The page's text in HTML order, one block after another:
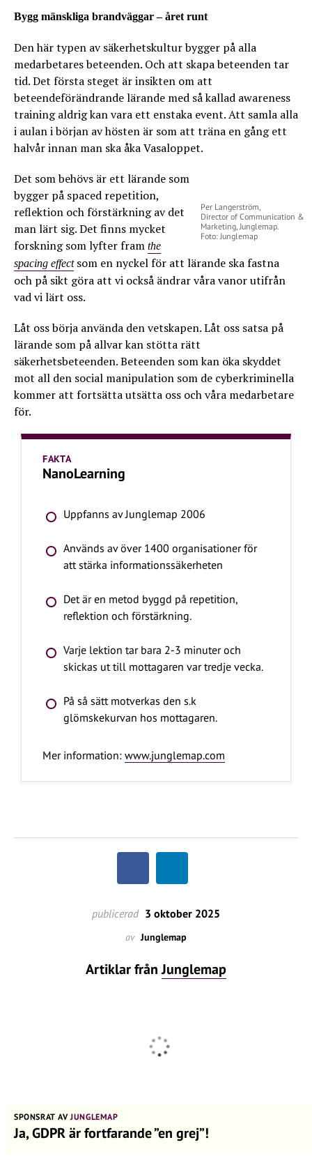
Bygg mänskliga brandväggar – året runt
Den här typen av säkerhetskultur bygger på alla
medarbetares beteenden. Och att skapa beteenden tar
tid. Det första steget är insikten om att
beteendeförändrande lärande med så kallad awareness
training aldrig kan vara ett enstaka event. Att samla alla
i aulan i början av hösten är som att träna en gång ett
halvår innan man ska åka Vasaloppet.
Per Langerström,
Director of Communication &
Marketing, Junglemap.
Foto: Junglemap
Det som behövs är ett lärande som
bygger på spaced repetition,
reflektion och förstärkning av det
man lärt sig. Det finns mycket
forskning som lyfter fram the
spacing effectsom en nyckel för att lärande ska fastna
och på sikt göra att vi också ändrar våra vanor utifrån
vad vi lärt oss.
Låt oss börja använda den vetskapen. Låt oss satsa på
lärande som på allvar kan stötta rätt
säkerhetsbeteenden. Beteenden som kan öka skyddet
mot all den social manipulation som de cyberkriminella
kommer att fortsätta utsätta oss och våra medarbetare
för.
FAKTA
NanoLearning
Uppfanns av Junglemap 2006
Används av över 1400 organisationer för
att stärka informationssäkerheten
Det är en metod byggd på repetition,
reflektion och förstärkning.
Varje lektion tar bara 2-3 minuter och
skickas ut till mottagaren var tredje vecka.
På så sätt motverkas den s.k
glömskekurvan hos mottagaren.
Mer information: www.junglemap.com
publicerad 3 oktober 2025
av Junglemap
Artiklar frånJunglemap
SPONSRAT AVJUNGLEMAP
Ja, GDPR är fortfarande ”en grej”!